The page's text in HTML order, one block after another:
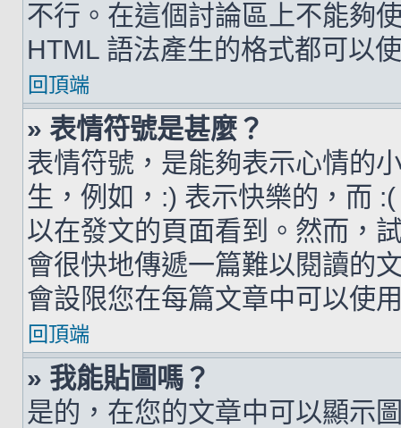
不行。在這個討論區上不能夠
HTML 語法產生的格式都可以
回頂端
» 表情符號是甚麼？
表情符號，是能夠表示心情的
生，例如，:) 表示快樂的，而
以在發文的頁面看到。然而，
會很快地傳遞一篇難以閱讀的
會設限您在每篇文章中可以使
回頂端
» 我能貼圖嗎？
是的，在您的文章中可以顯示